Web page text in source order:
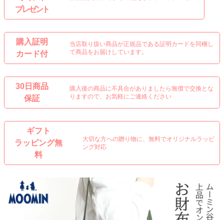
プレゼント
購入証明
カード付
当店取り扱い商品が正規品である証明カードを同梱し
て商品をお届けしています。
30日商品
保証
購入後の商品に不具合がありましたら無償で交換とな
りますので、お気軽にご連絡ください
ギフト
ラッピング無
料
大切な方への贈り物に、無料でオリジナルラッピ
ング対応